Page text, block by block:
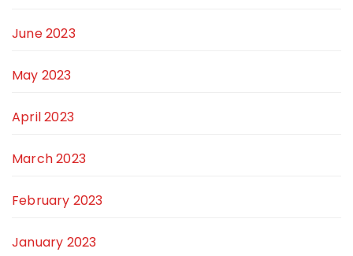
June 2023
May 2023
April 2023
March 2023
February 2023
January 2023